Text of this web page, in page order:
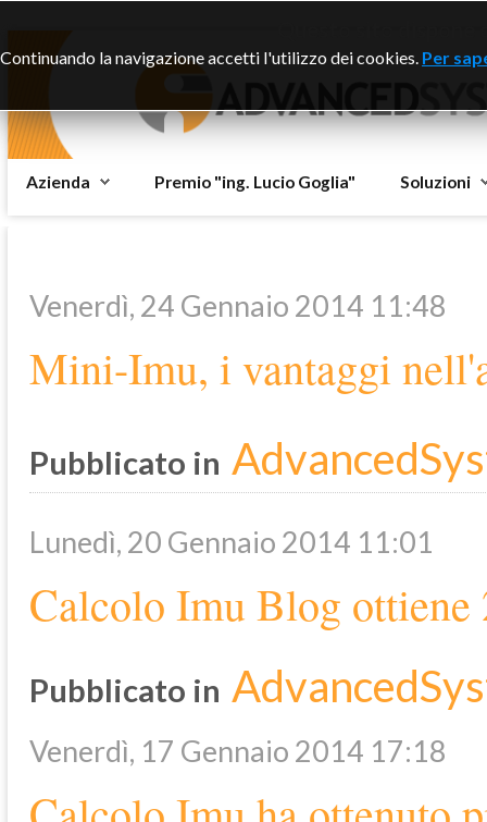
Azienda Premio "ing. Lucio Goglia" Soluzioni
Venerdì, 24 Gennaio 2014 11:48
Mini-Imu, i vantaggi
Pubblicato in
Lunedì, 20 Gennaio 2014 11:01
Calcolo Imu Blog ottiene
Pubblicato in
Venerdì, 17 Gennaio 2014 17:18
Continuando la navigazione accetti l'utilizzo dei cookies. Per